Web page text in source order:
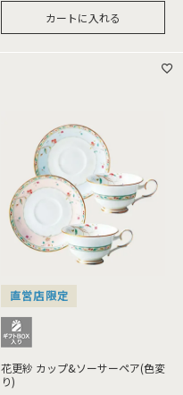
カートに入れる
直営店限定
花更紗 カップ&ソーサーペア(色変
り)